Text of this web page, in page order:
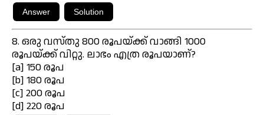
8. ഒരു വസ്തു 800 രൂപയ്ക്ക് വാങ്ങി 1000
രൂപയ്ക്ക് വിറ്റു. ലാഭം എത്ര രൂപയാണ്?
[a] 150 രൂപ
[b] 180 രൂപ
[c] 200 രൂപ
[d] 220 രൂപ